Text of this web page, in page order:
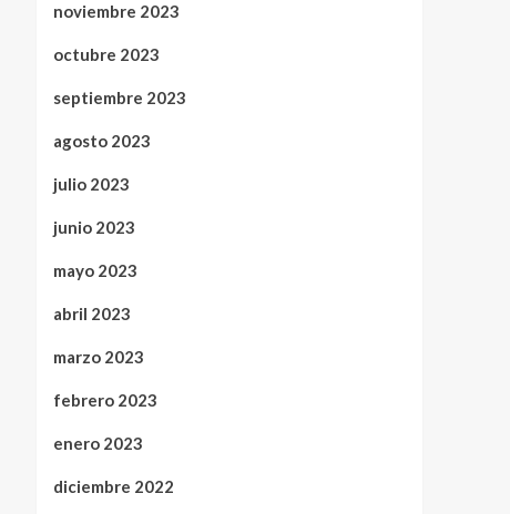
noviembre 2023
octubre 2023
septiembre 2023
agosto 2023
julio 2023
junio 2023
mayo 2023
abril 2023
marzo 2023
febrero 2023
enero 2023
diciembre 2022